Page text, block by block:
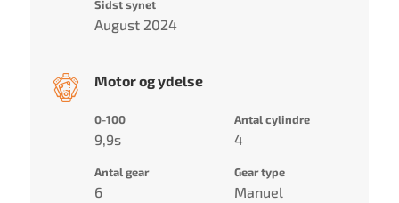
Sidst synet
August 2024
Motor og ydelse
0-100
9,9s
Antal cylindre
4
Antal gear
6
Gear type
Manuel